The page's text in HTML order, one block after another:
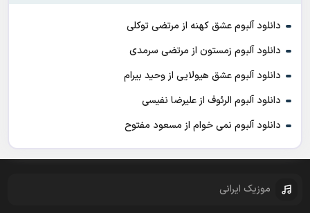
دانلود آلبوم عشق کهنه از مرتضی توکلی
دانلود آلبوم زمستون از مرتضی سرمدی
دانلود آلبوم عشق هیولایی از وحید بیرام
دانلود آلبوم الرئوف از علیرضا نفیسی
دانلود آلبوم نمی خوام از مسعود مفتوح
موزیک ایرانی